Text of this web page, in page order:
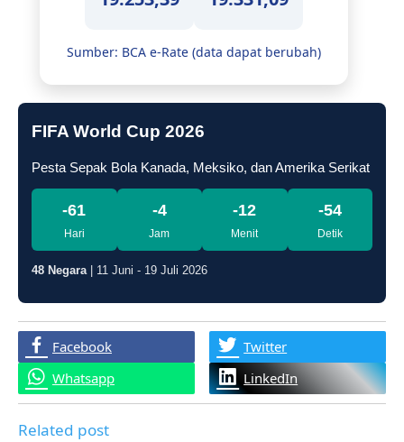
Sumber: BCA e-Rate (data dapat berubah)
FIFA World Cup 2026
Pesta Sepak Bola Kanada, Meksiko, dan Amerika Serikat
-61
Hari
-4
Jam
-12
Menit
-55
Detik
48 Negara| 11 Juni - 19 Juli 2026
Facebook
Twitter
Whatsapp
LinkedIn
Related post